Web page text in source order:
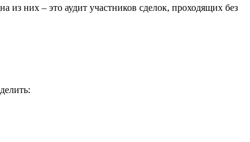
них – это аудит участников сделок, проходящих без